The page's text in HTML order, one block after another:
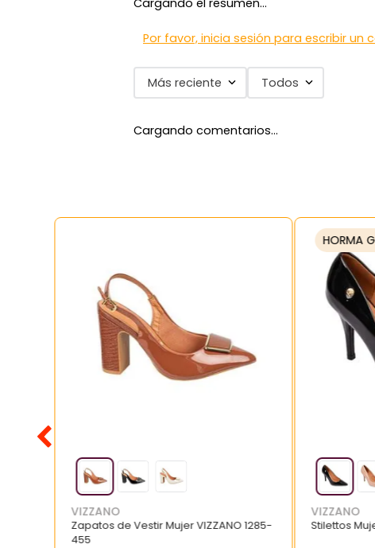
7.
blancos
8.
beige
10. zapatillas mujer
Por favor, inicia sesión para escribir un
Más reciente Todos
Cargando comentarios…
VIZZANO
Zapatos de Vestir Mujer VIZZANO 1285-
455
HORMA
VIZZANO
Stilettos